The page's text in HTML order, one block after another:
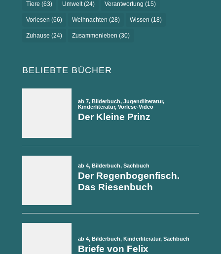
Tiere (63) Umwelt(24) Verantwortung (15)
Vorlesen (66) Weihnachten (28) Wissen (18)
Zuhause (24) Zusammenleben (30)
BELIEBTE BÜCHER